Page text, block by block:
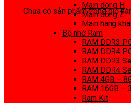
Chưa có sản phẩm trong giỏ
Main dòng H
Main dòng Z
Main hãng
Bộ nhớ Ram
RAM DDR3
RAM DDR4
RAM DDR3
RAM DDR4
RAM 4GB –
RAM 16GB –
Ram Kit